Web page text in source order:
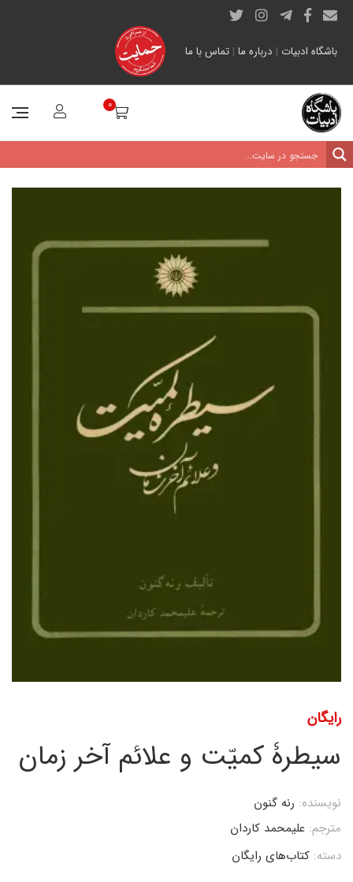
باشگاه ادبیات | درباره ما | تماس با ما
0
رایگان
سیطرۀ کمیّت و علائم آخر زمان
نویسنده: رنه گنون
مترجم: علیمحمد کاردان
دسته: کتاب‌های رایگان